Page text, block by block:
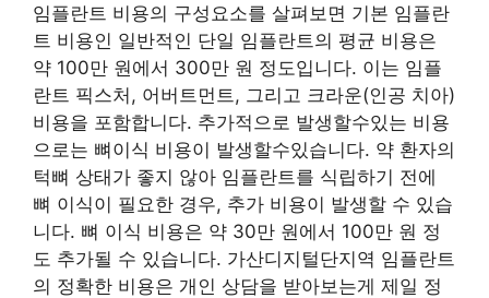
임플란트 비용의 구성요소를 살펴보면 기본 임플란
트 비용인 일반적인 단일 임플란트의 평균 비용은
약 100만 원에서 300만 원 정도입니다. 이는 임플
란트 픽스처, 어버트먼트, 그리고 크라운(인공 치아)
비용을 포함합니다. 추가적으로 발생할수있는 비용
으로는 뼈이식 비용이 발생할수있습니다. 약 환자의
턱뼈 상태가 좋지 않아 임플란트를 식립하기 전에
뼈 이식이 필요한 경우, 추가 비용이 발생할 수 있습
니다. 뼈 이식 비용은 약 30만 원에서 100만 원 정
도 추가될 수 있습니다. 가산디지털단지역 임플란트
의 정확한 비용은 개인 상담을 받아보는게 제일 정